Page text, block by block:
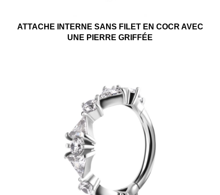
ATTACHE INTERNE SANS FILET EN COCR AVEC
UNE PIERRE GRIFFÉE